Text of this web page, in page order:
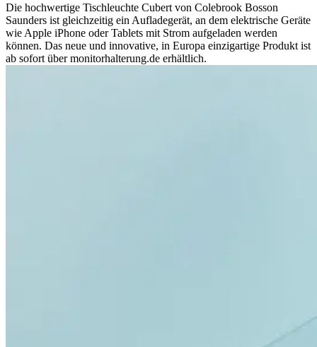
Die hochwertige Tischleuchte Cubert von Colebrook Bosson
Saunders ist gleichzeitig ein Aufladegerät, an dem elektrische Geräte
wie Apple iPhone oder Tablets mit Strom aufgeladen werden
können. Das neue und innovative, in Europa einzigartige Produkt ist
ab sofort über monitorhalterung.de erhältlich.